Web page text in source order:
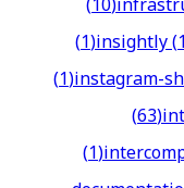
(1)insightly(
(1)instagram-
(63)
(1)